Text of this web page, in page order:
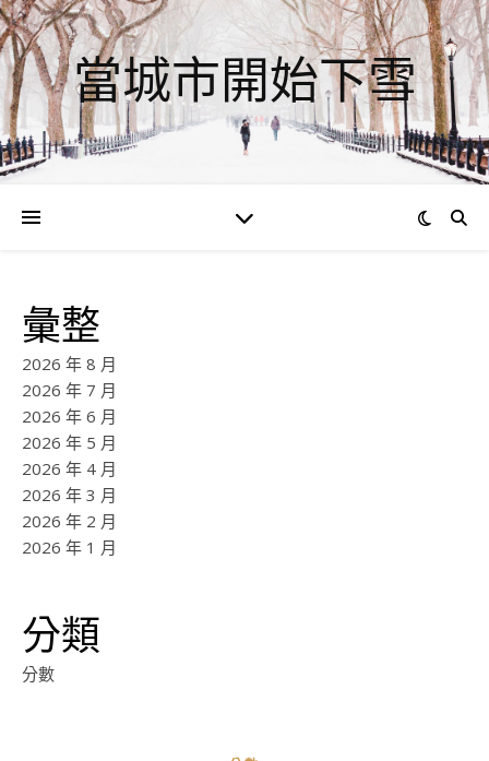
當城市開始下雪
彙整
2026 年 8 月
2026 年 7 月
2026 年 6 月
2026 年 5 月
2026 年 4 月
2026 年 3 月
2026 年 2 月
2026 年 1 月
分類
分數